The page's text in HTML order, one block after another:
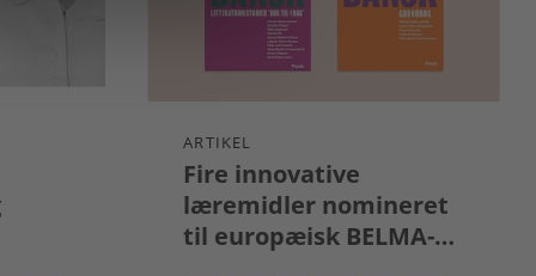
ARTIKEL
Fire innovative
læremidler nomineret
til europæisk BELMA-